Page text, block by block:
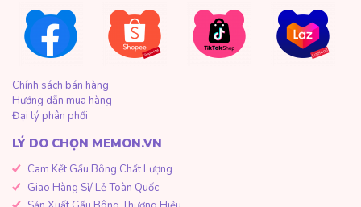
Chính sách bán hàng
Hướng dẫn mua hàng
Đại lý phân phối
LÝ DO CHỌN MEMON.VN
Cam Kết Gấu Bông Chất Lượng
Giao Hàng Sỉ/ Lẻ Toàn Quốc